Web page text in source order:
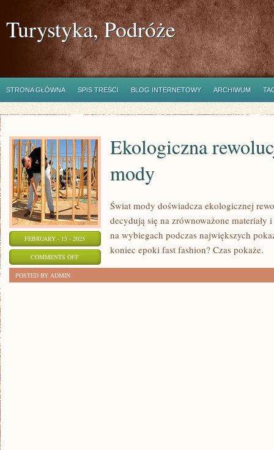
Turystyka, Podróże
STRONA GŁÓWNA SPIS TREŚCI BLOG INTERNETOWY ARCHIWUM
FEBRUARY - 15 - 2025
COMMENTS OFFON
Ekologiczna
mody
Świat mody doświadcza ekologicznej
decydują się na zrównoważone
na wybiegach podczas największych
koniec epoki fast fashion? Czas pokaże.
POSTED BY ADMIN